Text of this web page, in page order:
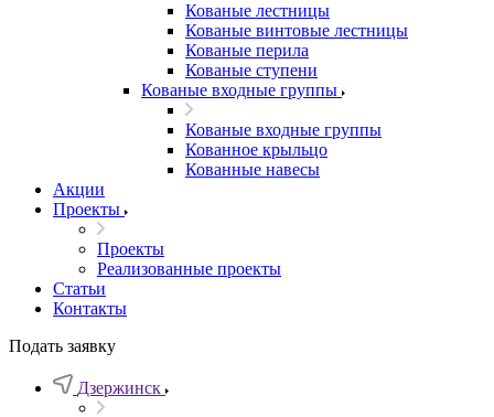
Кованые лестницы
Кованые винтовые лестницы
Кованые перила
Кованые ступени
Кованые входные группы
Кованые входные группы
Кованное крыльцо
Кованные навесы
Акции
Проекты
Проекты
Реализованные проекты
Статьи
Контакты
Подать заявку
Дзержинск